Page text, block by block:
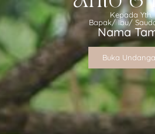
Kepada Yth.
Bapak/ Ibu/
Nama
Buka